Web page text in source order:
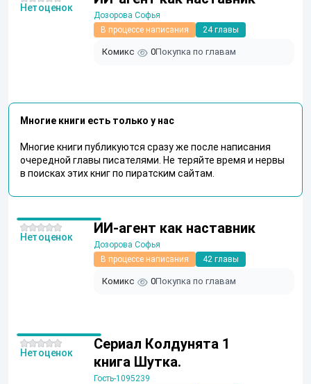
Дозорова Софья
В процессе написания
24 главы
Комикс 0Покупка по главам
Нет оценок
Многие книги есть только у нас
Многие книги публикуются сразу же после написания
очередной главы писателями. Не теряйте время и нервы
в поисках этих книг по пиратским сайтам.
ИИ-агент как наставник
Дозорова Софья
В процессе написания
42 главы
Комикс 0Покупка по главам
Нет оценок
Сериал Колдунята 1
книга Шутка.
Гость-1095239
Нет оценок